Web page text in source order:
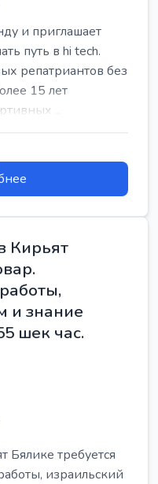
и приглашает
путь в hi tech.
репатриантов без
15 лет
...
Кирьят
и знание
шек час.
Бялике требуется
израильский